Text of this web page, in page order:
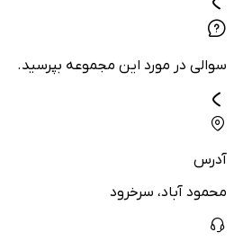
سوالی در مورد این مجموعه بپرسید.
آدرس
محمود آباد، سرخرود